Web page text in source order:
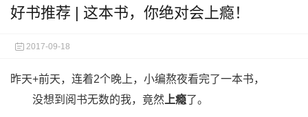
好书推荐 | 这本书，你绝对会上瘾！
2017-09-18
昨天+前天，连着2个晚上，小编熬夜看完了一本书，
没想到阅书无数的我，竟然 上瘾了。